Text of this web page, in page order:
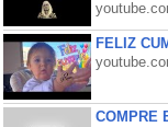
FELIZ
COMPRE